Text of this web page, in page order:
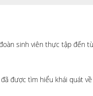
sinh viên thực tập đến
được tìm hiểu khái quát